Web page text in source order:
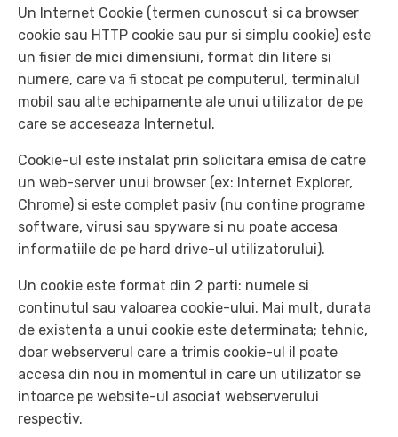
Un Internet Cookie (termen cunoscut si ca browser
cookie sau HTTP cookie sau pur si simplu cookie) este
un fisier de mici dimensiuni, format din litere si
numere, care va fi stocat pe computerul, terminalul
mobil sau alte echipamente ale unui utilizator de pe
care se acceseaza Internetul.
Cookie-ul este instalat prin solicitara emisa de catre
un web-server unui browser (ex: Internet Explorer,
Chrome) si este complet pasiv (nu contine programe
software, virusi sau spyware si nu poate accesa
informatiile de pe hard drive-ul utilizatorului).
Un cookie este format din 2 parti: numele si
continutul sau valoarea cookie-ului. Mai mult, durata
de existenta a unui cookie este determinata; tehnic,
doar webserverul care a trimis cookie-ul il poate
accesa din nou in momentul in care un utilizator se
intoarce pe website-ul asociat webserverului
respectiv.